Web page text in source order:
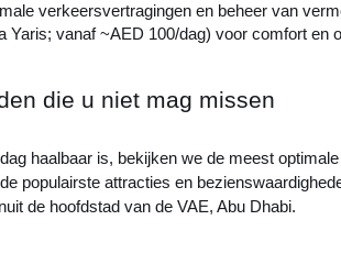
verkeersvertragingen en beheer van
Yaris; vanaf ~AED 100/dag) voor comfort en
die u niet mag missen
haalbaar is, bekijken we de meest optimale
populairste attracties en
de hoofdstad van de VAE, Abu Dhabi.